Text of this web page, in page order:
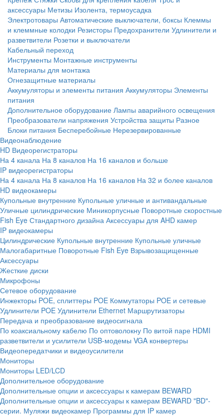
аксессуары Метизы Изолента, термоусадка
Электротовары Автоматические выключатели, боксы Клеммы
и клеммные колодки Резисторы Предохранители Удлинители и
разветвители Розетки и выключатели
Кабельный переход
Инструменты Монтажные инструменты
Материалы для монтажа
Огнезащитные материалы
Аккумуляторы и элементы питания Аккумуляторы Элементы
питания
Дополнительное оборудование Лампы аварийного освещения
Преобразователи напряжения Устройства защиты Разное
Блоки питания Бесперебойные Нерезервированные
Видеонаблюдение
HD Видеорегистраторы
На 4 канала На 8 каналов На 16 каналов и больше
IP видеорегистраторы
На 4 канала На 8 каналов На 16 каналов На 32 и более каналов
HD видеокамеры
Купольные внутренние Купольные уличные и антивандальные
Уличные цилиндрические Миникорпусные Поворотные скоростные
Fish Eye Стандартного дизайна Аксессуары для AHD камер
IP видеокамеры
Цилиндрические Купольные внутренние Купольные уличные
Малогабаритные Поворотные Fish Eye Взрывозащищенные
Аксессуары
Жесткие диски
Микрофоны
Сетевое оборудование
Инжекторы POE, сплиттеры POE Коммутаторы POE и сетевые
Удлинители POE Удлинители Ethernet Маршрутизаторы
Передача и преобразование видеосигнала
По коаксиальному кабелю По оптоволокну По витой паре HDMI
разветвители и усилители USB-модемы VGA конвертеры
Видеопередатчики и видеоусилители
Мониторы
Мониторы LED/LCD
Дополнительное оборудование
Дополнительные опции и аксессуары к камерам BEWARD
Дополнительные опции и аксессуары к камерам BEWARD "BD"-
серии. Муляжи видеокамер Программы для IP камер